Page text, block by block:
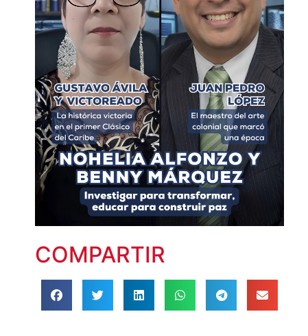
COMPARTIR